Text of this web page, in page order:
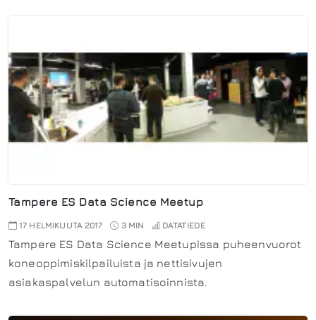
Tampere ES Data Science Meetup
17 HELMIKUUTA 2017 3 MIN DATATIEDE
Tampere ES Data Science Meetupissa puheenvuorot
koneoppimiskilpailuista ja nettisivujen
asiakaspalvelun automatisoinnista.